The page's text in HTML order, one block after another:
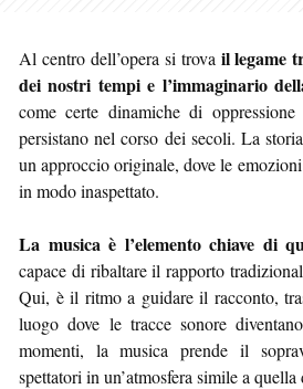
Al centro dell’opera si trova il legame
dei nostri tempi e l’immaginario
come certe dinamiche di
persistano nel corso dei secoli. La
un approccio originale, dove le
in modo inaspettato.
La musica è l’elemento chiave di
capace di ribaltare il rapporto
Qui, è il ritmo a guidare il racconto,
luogo dove le tracce sonore
momenti, la musica prende il
spettatori in un’atmosfera simile a